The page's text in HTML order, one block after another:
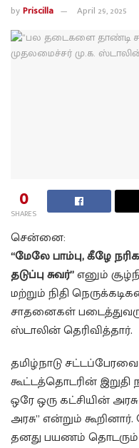
byPriscilla April 29, 2025
0
SHARES
சென்னை:
“மேலே பாம்பு, கீழே
தடுப்பு சுவர்”எனும்
மற்றும் நிதி
சாதனைகள்
ஸ்டாலின் தெரிவித்தார்.
தமிழ்நாடு
கூட்டத்தொடரின் இறுதி
ஒரே ஒரு கட்சியின்
அரசு” என்றும்
தனது பயணம் தொடரும்